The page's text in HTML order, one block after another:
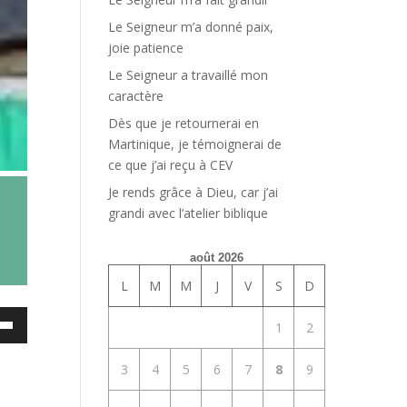
Le Seigneur m’a donné paix,
joie patience
Le Seigneur a travaillé mon
caractère
Dès que je retournerai en
Martinique, je témoignerai de
ce que j’ai reçu à CEV
Je rends grâce à Dieu, car j’ai
grandi avec l’atelier biblique
août 2026
L M M J V S D
1 2
3 4 5 6 7 8 9